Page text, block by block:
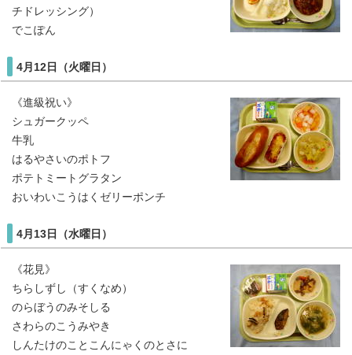
チドレッシング）
でこぽん
4月12日（火曜日）
《進級祝い》
シュガークッペ
牛乳
はるやさいのポトフ
ポテトミートグラタン
おいわいこうはくゼリーポンチ
4月13日（水曜日）
《花見》
ちらしずし（すくなめ）
のらぼうのみそしる
さわらのこうみやき
しんたけのことこんにゃくのとさに